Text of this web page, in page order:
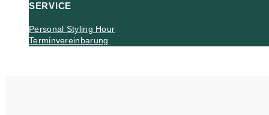
SERVICE
Personal Styling Hour
Terminvereinbarung